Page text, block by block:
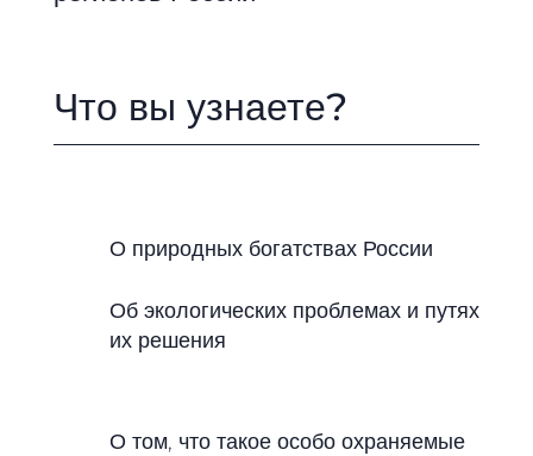
Что вы узнаете?
О природных богатствах России
Об экологических проблемах и путях
их решения
О том, что такое особо охраняемые